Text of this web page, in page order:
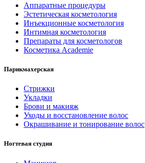
Аппаратные процедуры
Эстетическая косметология
Инъекционные косметология
Интимная косметология
Препараты для косметологов
Косметика Academie
Парикмахерская
Стрижки
Укладки
Брови и макияж
Уходы и восстановление волос
Окрашивание и тонирование волос
Ногтевая студия